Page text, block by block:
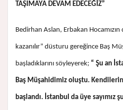
TAŞIMAYA DEVAM EDECEĞİZ”
Bedirhan Aslan, Erbakan
kazanılır” düsturu gereğince Baş
başladıklarını söyleyerek; “ Şu an
Baş Müşahidimiz oluştu.
başlandı. İstanbul da üye sayımız